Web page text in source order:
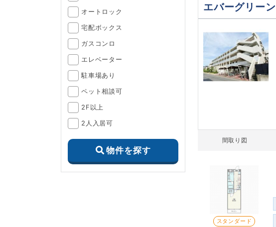
オートロック
宅配ボックス
ガスコンロ
エレベーター
駐車場あり
ペット相談可
2F以上
2人入居可
物件を探す
エバーグリーン
間取り図
スタンダード